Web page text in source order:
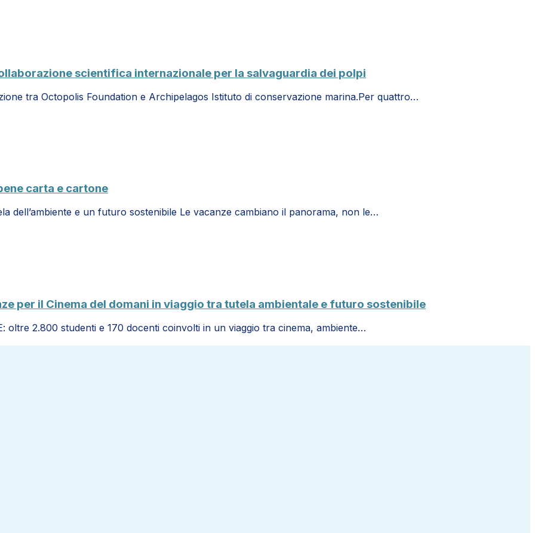
scientifica internazionale per la salvaguardia dei polpi
tra Octopolis Foundation e Archipelagos Istituto di conservazione marina.Per quattro…
carta e cartone
dell’ambiente e un futuro sostenibile Le vacanze cambiano il panorama, non le…
per il Cinema del domani in viaggio tra tutela ambientale e futuro sostenibile
oltre 2.800 studenti e 170 docenti coinvolti in un viaggio tra cinema, ambiente…